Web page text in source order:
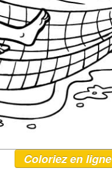
Coloriez en ligne